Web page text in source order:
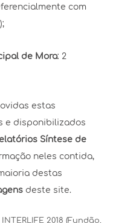
com
de Mora: 2
estas
e disponibilizados
Síntese de
neles contida,
destas
deste site.
INTERLIFE 2018 (Fundão,